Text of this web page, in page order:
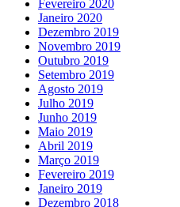
Fevereiro 2020
Janeiro 2020
Dezembro 2019
Novembro 2019
Outubro 2019
Setembro 2019
Agosto 2019
Julho 2019
Junho 2019
Maio 2019
Abril 2019
Março 2019
Fevereiro 2019
Janeiro 2019
Dezembro 2018